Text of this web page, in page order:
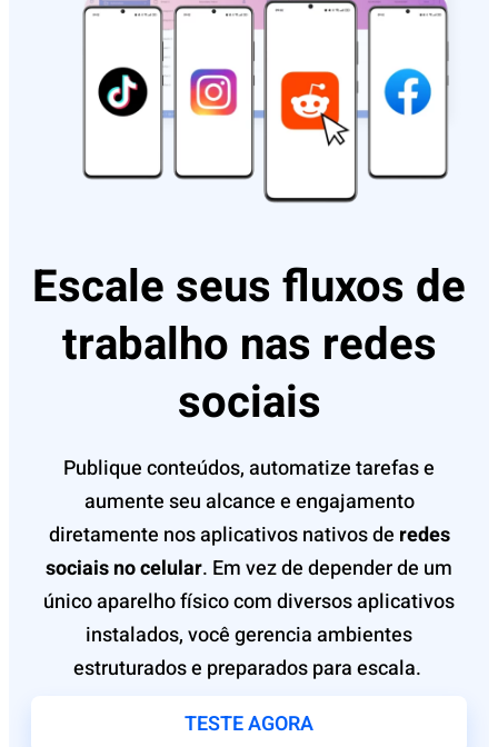
Escale seus fluxos de
trabalho nas redes
sociais
Publique conteúdos, automatize tarefas e
aumente seu alcance e engajamento
diretamente nos aplicativos nativos de redes
sociais no celular. Em vez de depender de um
único aparelho físico com diversos aplicativos
instalados, você gerencia ambientes
estruturados e preparados para escala.
TESTE AGORA